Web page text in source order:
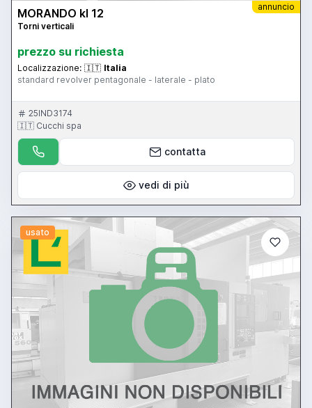
annuncio
MORANDO kl 12
Torni verticali
prezzo su richiesta
Localizzazione: 🇮🇹 Italia
standard revolver pentagonale - laterale - plato
25IND3174
🇮🇹 Cucchi spa
contatta
vedi di più
usato